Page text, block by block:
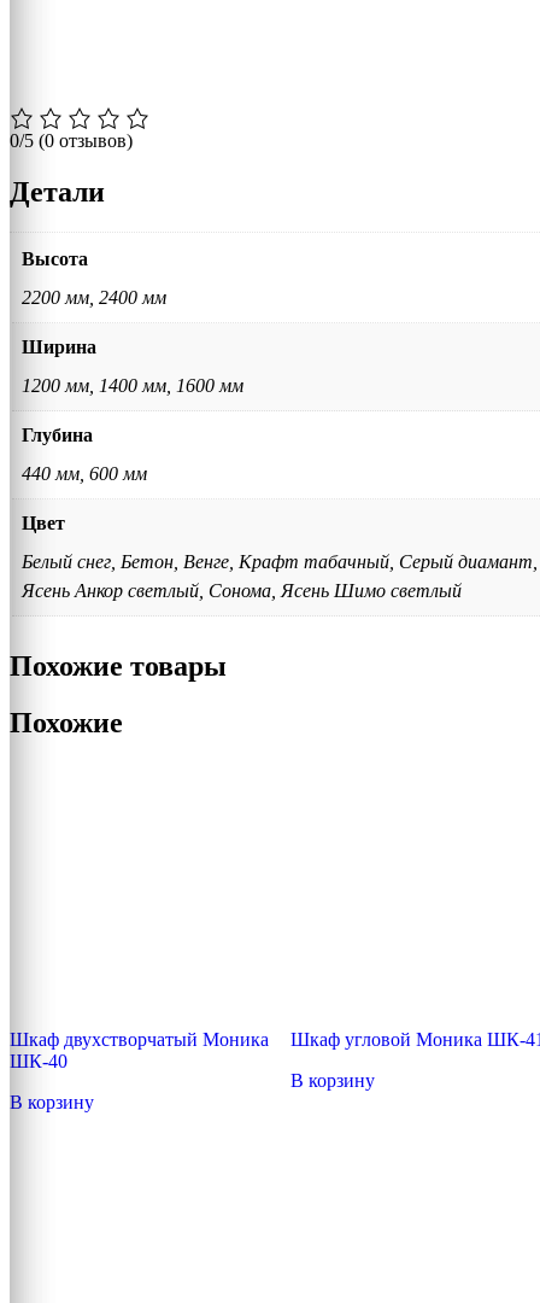
0/5 (0 отзывов)
Детали
Высота
2200 мм, 2400 мм
Ширина
1200 мм, 1400 мм, 1600 мм
Глубина
440 мм, 600 мм
Цвет
Белый снег, Бетон, Венге, Крафт табачный, Серый диамант,
Ясень Анкор светлый, Сонома, Ясень Шимо светлый
Похожие товары
Похожие
Шкаф двухстворчатый Моника
ШК-40
В корзину
Шкаф угловой Моника ШК-
В корзину